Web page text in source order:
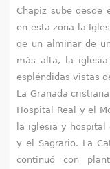
Chapiz sube desde
en esta zona la
de un alminar de
más alta, la
espléndidas vistas
La Granada
Hospital Real y el
la iglesia y hospital
y el Sagrario. La
continuó con